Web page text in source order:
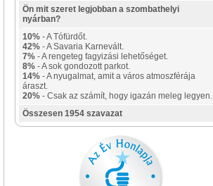
Ön mit szeret legjobban a szombathelyi
nyárban?
10% - A Tófürdőt.
42% - A Savaria Karnevált.
7% - A rengeteg fagyizási lehetőséget.
8% - A sok gondozott parkot.
14% - A nyugalmat, amit a város atmoszférája
áraszt.
20% - Csak az számít, hogy igazán meleg legyen.
Összesen 1954 szavazat